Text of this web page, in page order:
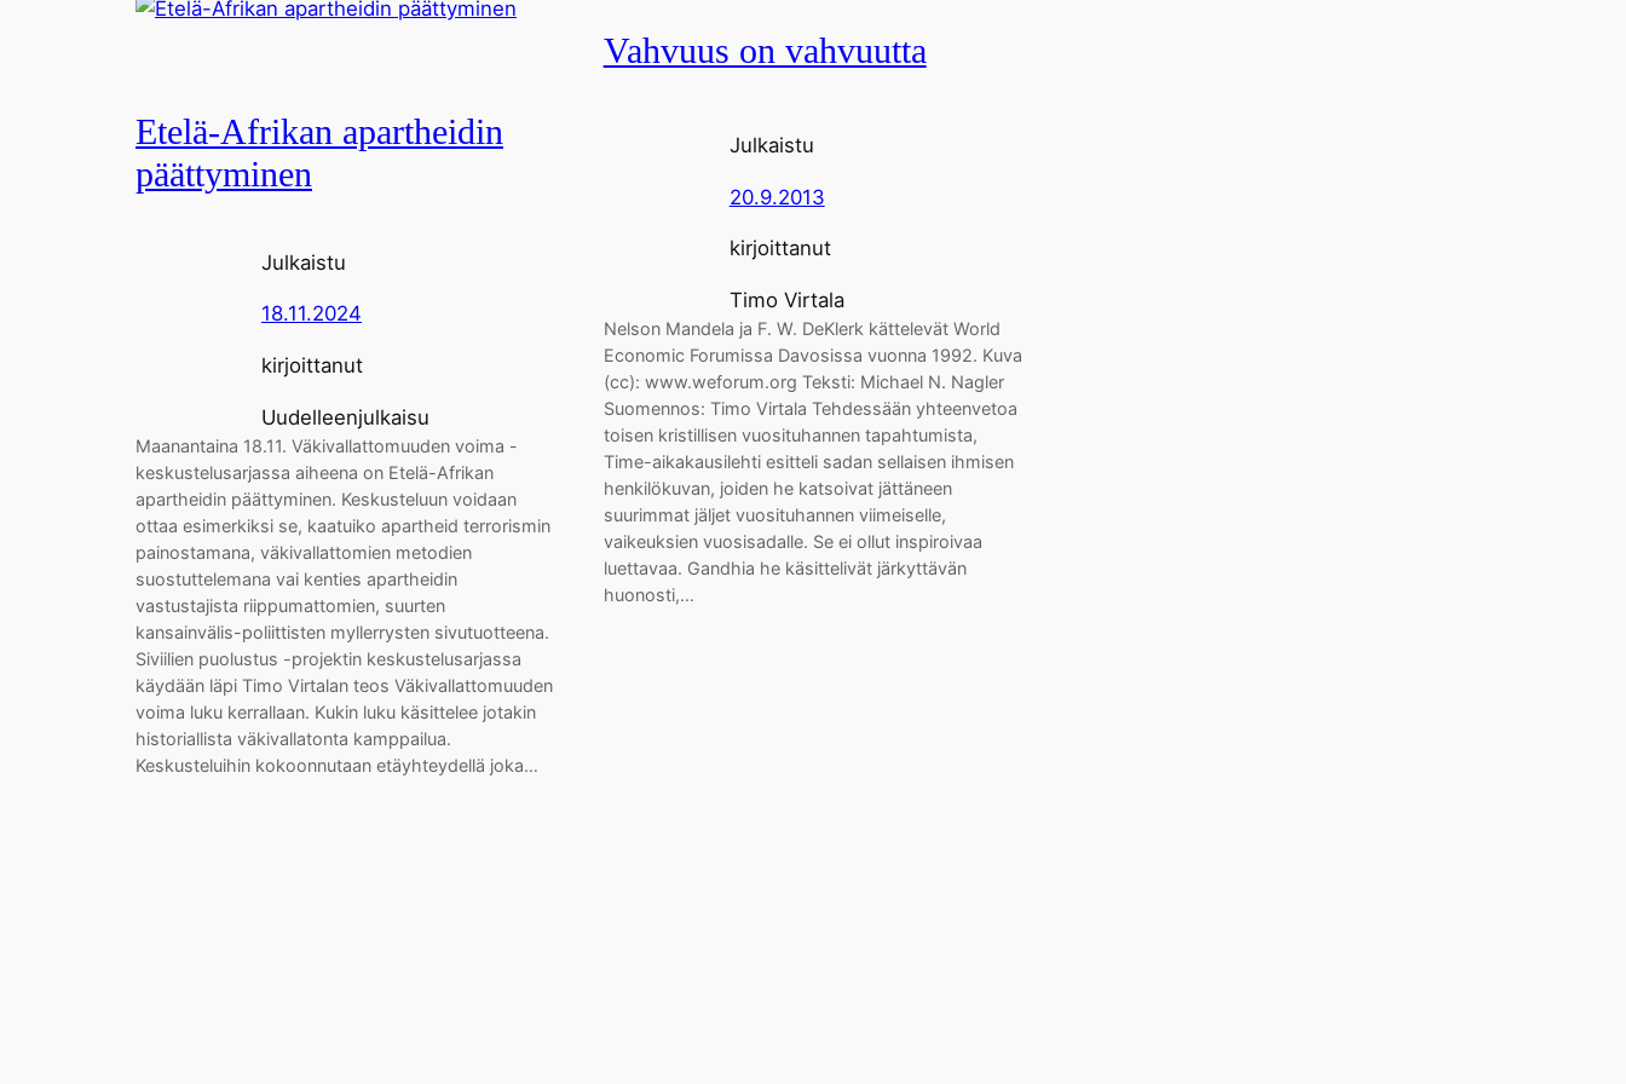
Etelä-Afrikan apartheidin
päättyminen
Julkaistu
18.11.2024
kirjoittanut
Uudelleenjulkaisu
Maanantaina 18.11. Väkivallattomuuden voima -
keskustelusarjassa aiheena on Etelä-Afrikan
apartheidin päättyminen. Keskusteluun voidaan
ottaa esimerkiksi se, kaatuiko apartheid terrorismin
painostamana, väkivallattomien metodien
suostuttelemana vai kenties apartheidin
vastustajista riippumattomien, suurten
kansainvälis-poliittisten myllerrysten sivutuotteena.
Siviilien puolustus -projektin keskustelusarjassa
käydään läpi Timo Virtalan teos Väkivallattomuuden
voima luku kerrallaan. Kukin luku käsittelee jotakin
historiallista väkivallatonta kamppailua.
Keskusteluihin kokoonnutaan etäyhteydellä joka…
Vahvuus on vahvuutta
Julkaistu
20.9.2013
kirjoittanut
Timo Virtala
Nelson Mandela ja F. W. DeKlerk kättelevät World
Economic Forumissa Davosissa vuonna 1992. Kuva
(cc): www.weforum.org Teksti: Michael N. Nagler
Suomennos: Timo Virtala Tehdessään yhteenvetoa
toisen kristillisen vuosituhannen tapahtumista,
Time-aikakausilehti esitteli sadan sellaisen ihmisen
henkilökuvan, joiden he katsoivat jättäneen
suurimmat jäljet vuosituhannen viimeiselle,
vaikeuksien vuosisadalle. Se ei ollut inspiroivaa
luettavaa. Gandhia he käsittelivät järkyttävän
huonosti,…